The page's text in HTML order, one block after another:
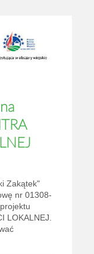
Zakątek"
nr 01308-
LOKALNEJ.